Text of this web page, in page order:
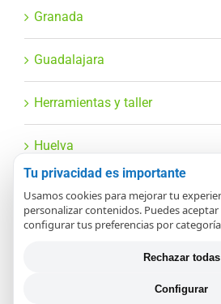
Granada
Guadalajara
Herramientas y taller
Huelva
HVAC y climatización
Tu privacidad es importante
Usamos cookies para mejorar tu
personalizar contenidos. Puedes
configurar tus preferencias por
Rechazar todas
Configurar